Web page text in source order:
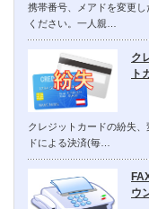
携帯番号、メアドを変更
ください。一人親…
ク
ト
クレジットカードの紛失
ドによる決済(毎…
ウ